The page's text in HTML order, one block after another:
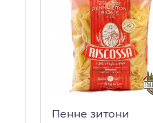
Пенне зитони